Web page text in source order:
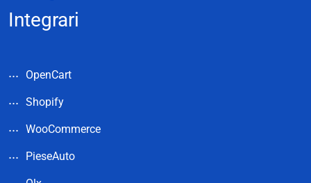
Integrari
OpenCart
Shopify
WooCommerce
PieseAuto